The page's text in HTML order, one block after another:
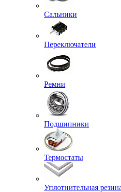
Сальники
Переключатели
Ремни
Подшипники
Термостаты
Уплотнительная